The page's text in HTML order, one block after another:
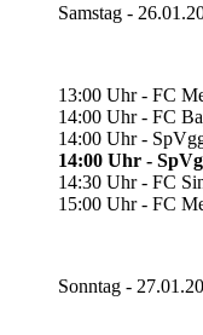
Samstag -
13:00 Uhr - FC
14:00 Uhr - FC
14:00 Uhr -
14:00 Uhr -
14:30 Uhr - FC
15:00 Uhr - FC
Sonntag -